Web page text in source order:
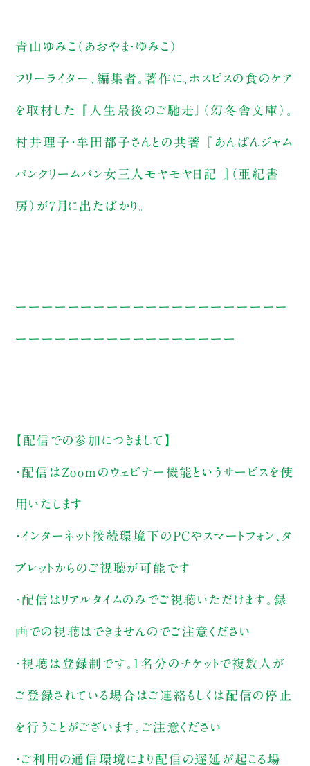
青山ゆみこ（あおやま・ゆみこ）
フリーライター、編集者。著作に、ホスピスの食のケア
を取材した 『人生最後のご馳走』（幻冬舎文庫）。
村井理子・牟田都子さんとの共著 『あんぱんジャム
パンクリームパン女三人モヤモヤ日記 』（亜紀書
房）が7月に出たばかり。
ーーーーーーーーーーーーーーーーーーーーー
ーーーーーーーーーーーーーーーーー
【配信での参加につきまして】
・配信はZoomのウェビナー機能というサービスを使
用いたします
・インターネット接続環境下のPCやスマートフォン、タ
ブレットからのご視聴が可能です
・配信はリアルタイムのみでご視聴いただけます。録
画での視聴はできませんのでご注意ください
・視聴は登録制です。1名分のチケットで複数人が
ご登録されている場合はご連絡もしくは配信の停止
を行うことがございます。ご注意ください
・ご利用の通信環境により配信の遅延が起こる場